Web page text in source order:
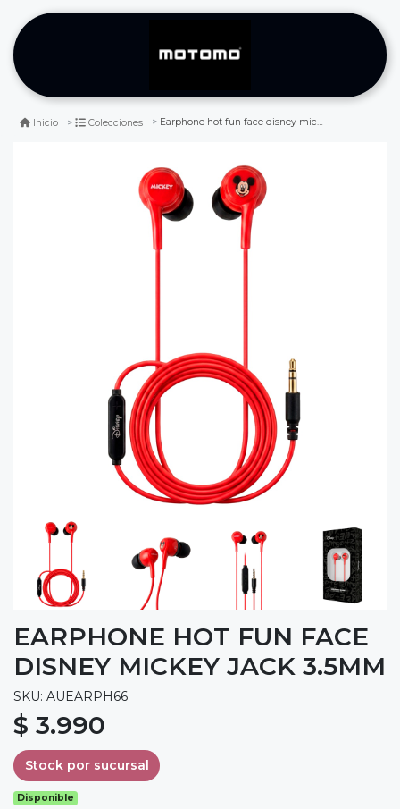
Inicio Colecciones Earphone hot fun face disney mickey jack 3.5mm
EARPHONE HOT FUN FACE
DISNEY MICKEY JACK 3.5MM
SKU: AUEARPH66
$ 3.990
Stock por sucursal
Disponible